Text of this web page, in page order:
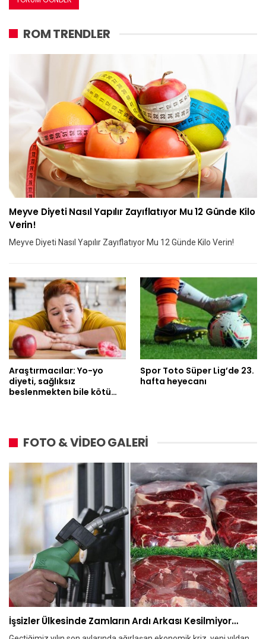
ROM TRENDLER
Meyve Diyeti Nasıl Yapılır Zayıflatıyor Mu 12 Günde Kilo
Verin!
Meyve Diyeti Nasıl Yapılır Zayıflatıyor Mu 12 Günde Kilo Verin!
Araştırmacılar: Yo-yo
diyeti, sağlıksız
beslenmekten bile kötü…
Spor Toto Süper Lig’de 23.
hafta heyecanı
FOTO & VİDEO GALERİ
İşsizler Ülkesinde Zamların Ardı Arkası Kesilmiyor…